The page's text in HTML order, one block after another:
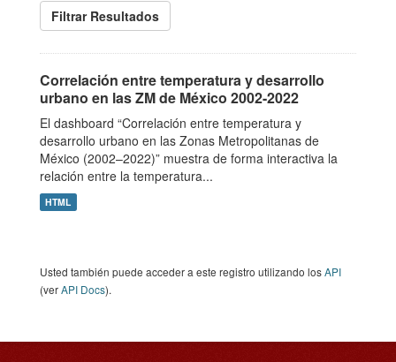
Filtrar Resultados
Correlación entre temperatura y desarrollo
urbano en las ZM de México 2002-2022
El dashboard “Correlación entre temperatura y
desarrollo urbano en las Zonas Metropolitanas de
México (2002–2022)” muestra de forma interactiva la
relación entre la temperatura...
HTML
Usted también puede acceder a este registro utilizando losAPI
(verAPI Docs).